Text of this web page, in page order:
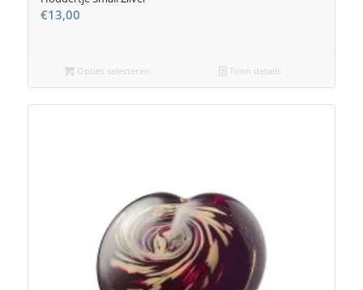
€13,00
Opties selecteren Toon details